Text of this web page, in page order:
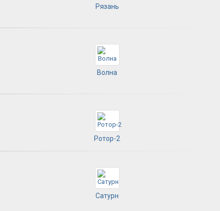
Рязань
Волна
Ротор-2
Сатурн